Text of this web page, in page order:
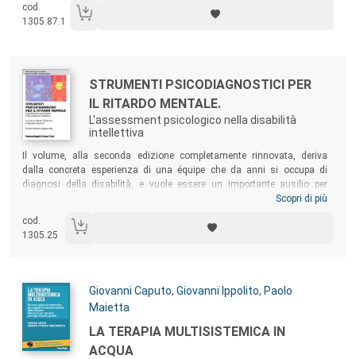
da diversi ragazzi disabili, la descrizione della nascita di un corso
sperimentale rivolto a bambini in età prescolare, il confronto con realtà
cod.
1305.87.1
Autori:
Titolo:
STRUMENTI PSICODIAGNOSTICI PER
IL RITARDO MENTALE.
L'assessment psicologico nella disabilità
intellettiva
Sommario:
Il volume, alla seconda edizione completamente rinnovata, deriva
dalla concreta esperienza di una équipe che da anni si occupa di
diagnosi della disabilità, e vuole essere un importante ausilio per
quanti si trovano a confrontarsi con la valutazione diagnostica di
per un ripensamento sull’uso delle tecniche psicometriche in
condizioni “di frontiera”, come è appunto quella della disabilità
Scopri di più
cod.
1305.25
Autori:
Giovanni Caputo, Giovanni Ippolito, Paolo
Maietta
Titolo:
LA TERAPIA MULTISISTEMICA IN
ACQUA